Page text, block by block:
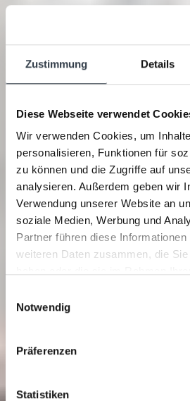
Zustimmung Details
Diese Webseite verwendet
Wir verwenden Cookies, um
personalisieren, Funktionen für
zu können und die Zugriffe auf
analysieren. Außerdem geben wir
Verwendung unserer Website an
soziale Medien, Werbung und
Partner führen diese
weiteren Daten zusammen, die
Notwendig
Präferenzen
Statistiken